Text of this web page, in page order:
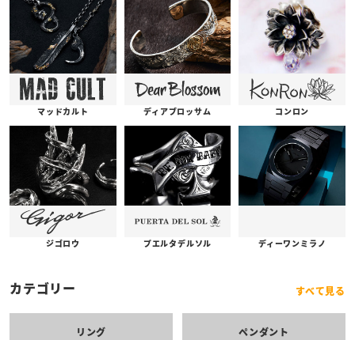
マッドカルト ディアブロッサム コンロン
ジゴロウ プエルタデルソル ディーワンミラノ
カテゴリー すべて見る
リング ペンダント